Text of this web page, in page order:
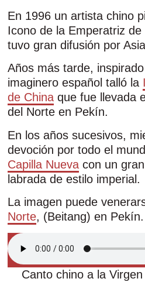
En 1996 un artista chino
Icono de la Emperatriz
tuvo gran difusión por
Años más tarde,
imaginero español talló la
de China que fue llevada
del Norte en Pekín.
En los años sucesivos,
devoción por todo el
Capilla Nueva con un
labrada de estilo imperial.
La imagen puede
Norte, (Beitang) en Pekín.
Canto chino a la